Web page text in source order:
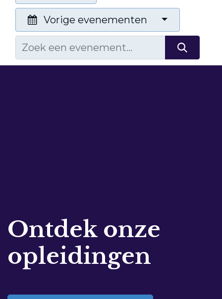
Vorige evenementen
Ontdek onze
opleidingen